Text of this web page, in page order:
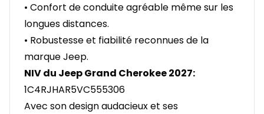
• Confort de conduite agréable même sur les
longues distances.
• Robustesse et fiabilité reconnues de la
marque Jeep.
NIV du Jeep Grand Cherokee 2027:
1C4RJHAR5VC555306
Avec son design audacieux et ses